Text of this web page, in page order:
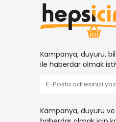
Kampanya, duyuru,
ile haberdar olmak
Kampanya, duyuru